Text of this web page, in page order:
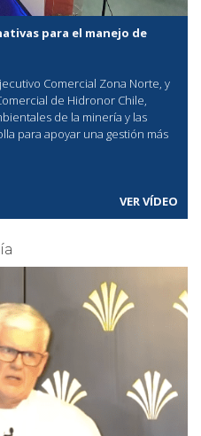
para el manejo de
Comercial Zona Norte, y
de Hidronor Chile,
de la minería y las
para apoyar una gestión más
VER VÍDEO